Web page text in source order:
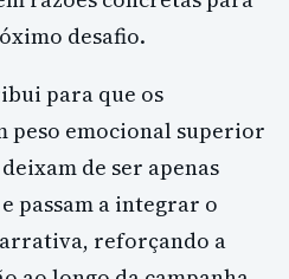
desafio.
para que os
peso emocional superior
de ser apenas
passam a integrar o
reforçando a